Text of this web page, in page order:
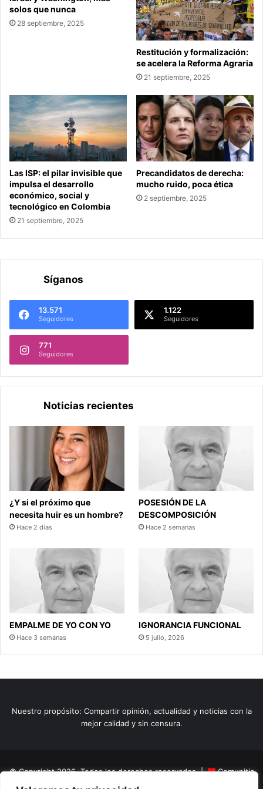
solos que nunca
28 septiembre, 2025
Restitución y formalización:
se acelera la Reforma Agraria
21 septiembre, 2025
Las ISP: el pilar invisible que
impulsa el desarrollo
económico, social y
tecnológico en Colombia
21 septiembre, 2025
Precandidatos de derecha:
mucho ruido, poca ética
2 septiembre, 2025
Síganos
13.571
Seguidores
1.122
Seguidores
771
Seguidores
Noticias recientes
¿Y si el próximo que
necesita huir es un hombre?
Hace 2 días
POSESIÓN DE LA
DESCOMPOSICIÓN
Hace 2 semanas
EMPALME DE YO CON YO
Hace 3 semanas
IGNORANCIA FUNCIONAL
5 julio, 2026
Nuestro propósito: Compartir opinión, actualidad y noticias con la
mejor calidad y sin censura.
© Copyright 2026, Todos los derechos reservados |
Comunitic